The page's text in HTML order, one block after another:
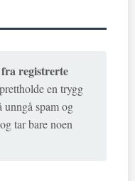
registrerte
en trygg
unngå spam og
tar bare noen